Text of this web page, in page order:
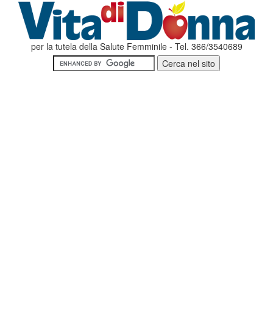
per la tutela della Salute Femminile - Tel. 366/3540689